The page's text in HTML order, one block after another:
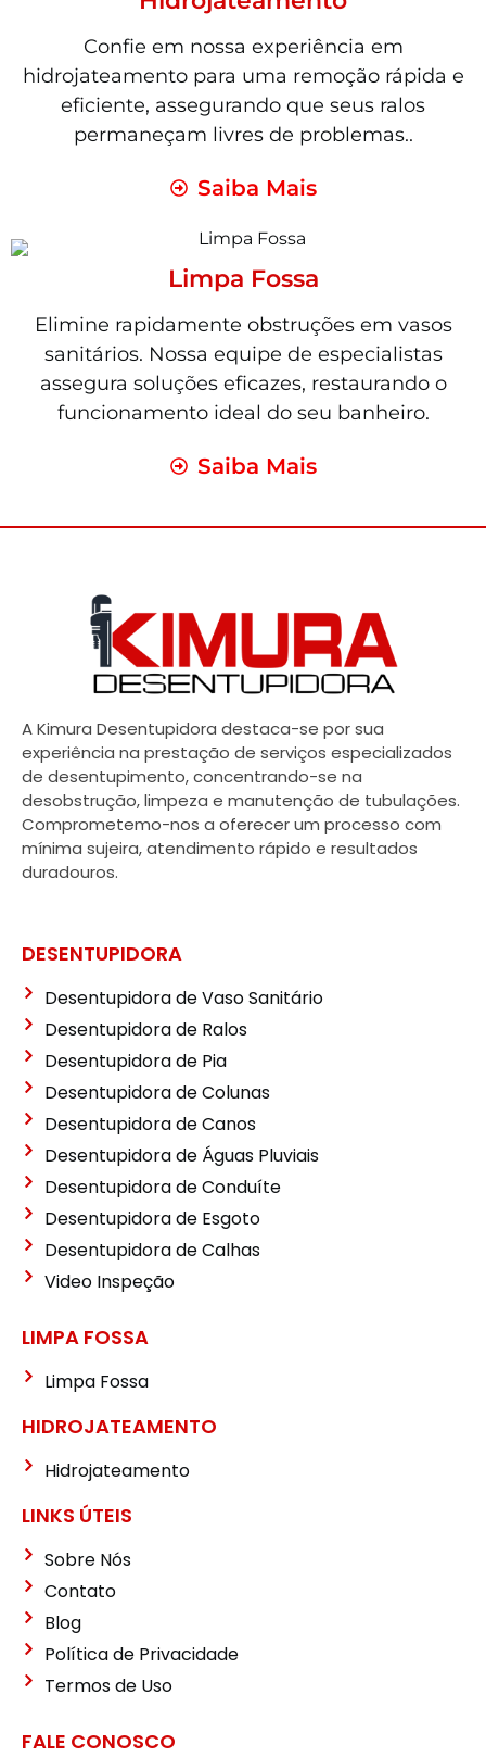
Confie em nossa experiência em
hidrojateamento para uma remoção rápida e
eficiente, assegurando que seus ralos
permaneçam livres de problemas..
Saiba Mais
Limpa Fossa
Elimine rapidamente obstruções em vasos
sanitários. Nossa equipe de especialistas
assegura soluções eficazes, restaurando o
funcionamento ideal do seu banheiro.
Saiba Mais
A Kimura Desentupidora destaca-se por sua
experiência na prestação de serviços especializados
de desentupimento, concentrando-se na
desobstrução, limpeza e manutenção de tubulações.
Comprometemo-nos a oferecer um processo com
mínima sujeira, atendimento rápido e resultados
duradouros.
DESENTUPIDORA
Desentupidora de Vaso Sanitário
Desentupidora de Ralos
Desentupidora de Pia
Desentupidora de Colunas
Desentupidora de Canos
Desentupidora de Águas Pluviais
Desentupidora de Conduíte
Desentupidora de Esgoto
Desentupidora de Calhas
Video Inspeção
LIMPA FOSSA
Limpa Fossa
HIDROJATEAMENTO
Hidrojateamento
LINKS ÚTEIS
Sobre Nós
Contato
Blog
Política de Privacidade
Termos de Uso
FALE CONOSCO